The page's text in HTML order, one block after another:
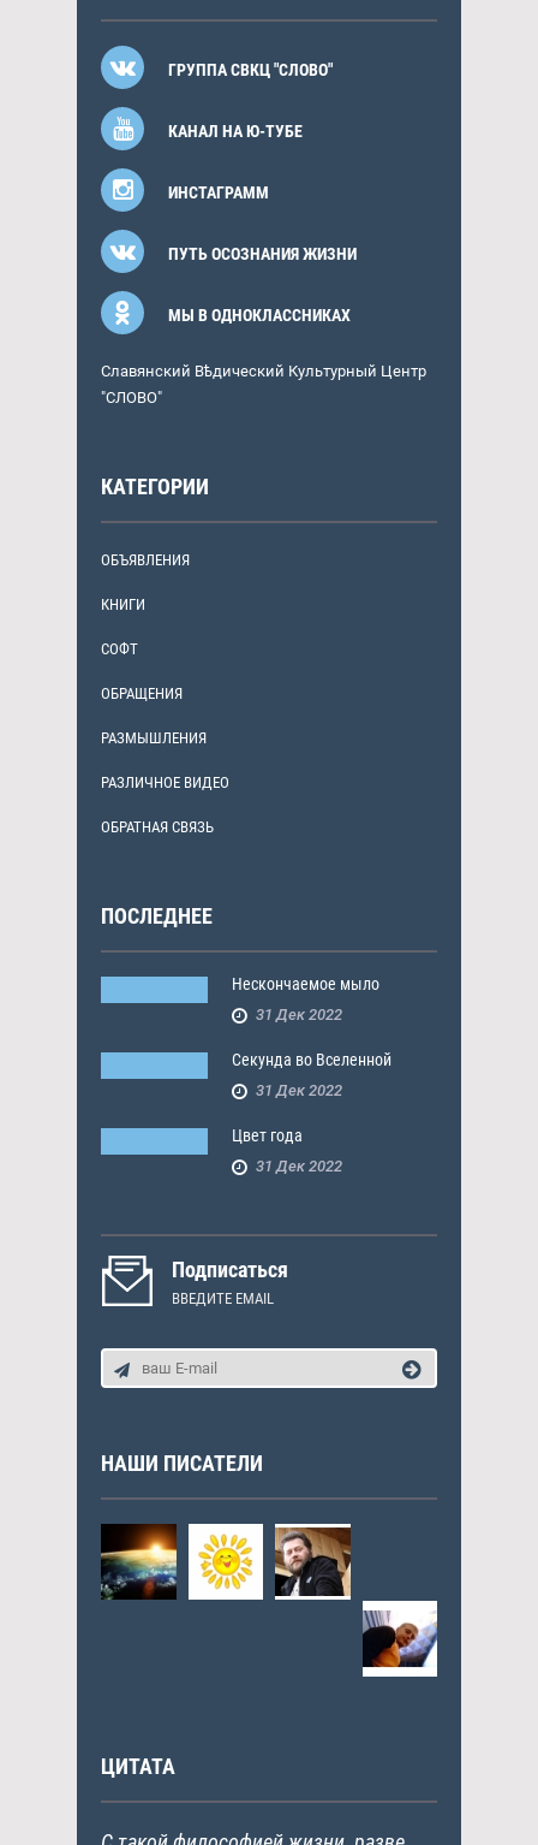
ГРУППА СВКЦ "СЛОВО"
КАНАЛ НА Ю-ТУБЕ
ИНСТАГРАММ
ПУТЬ ОСОЗНАНИЯ ЖИЗНИ
МЫ В ОДНОКЛАССНИКАХ
Славянский Вѣдический Культурный Центр
"СЛОВО"
КАТЕГОРИИ
ОБЪЯВЛЕНИЯ
КНИГИ
СОФТ
ОБРАЩЕНИЯ
РАЗМЫШЛЕНИЯ
РАЗЛИЧНОЕ ВИДЕО
ОБРАТНАЯ СВЯЗЬ
ПОСЛЕДНЕЕ
Нескончаемое мыло
31 Дек 2022
Секунда во Вселенной
31 Дек 2022
Цвет года
31 Дек 2022
Подписаться
ВВЕДИТЕ EMAIL
НАШИ ПИСАТЕЛИ
ЦИТАТА